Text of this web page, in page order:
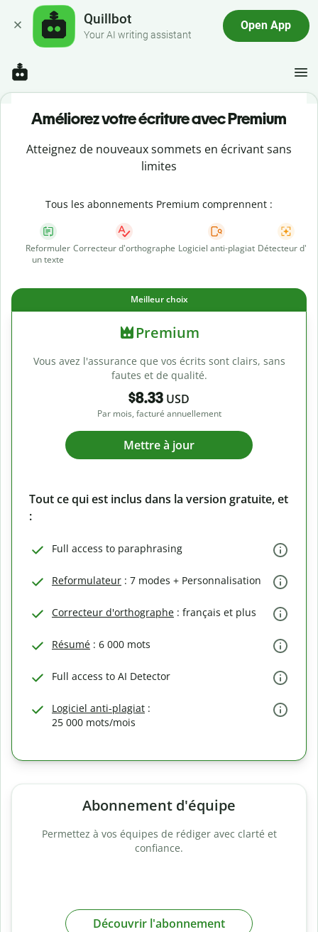
Quillbot
Your AI writing assistant
Open App
Améliorez votre écriture avec Premium
Atteignez de nouveaux sommets en écrivant sans
limites
Tous les abonnements Premium comprennent :
Reformuler
un texte
Correcteur d'orthographe Logiciel anti-plagiat Détecteur d'IA
Meilleur choix
Premium
Vous avez l'assurance que vos écrits sont clairs, sans
fautes et de qualité.
$8.33 USD
Par mois, facturé annuellement
Mettre à jour
Tout ce qui est inclus dans la version gratuite, et
:
Full access to paraphrasing
Reformulateur : 7 modes + Personnalisation
Correcteur d'orthographe : français et plus
Résumé : 6 000 mots
Full access to AI Detector
Logiciel anti-plagiat :
25 000 mots/mois
Abonnement d'équipe
Permettez à vos équipes de rédiger avec clarté et
confiance.
Découvrir l'abonnement